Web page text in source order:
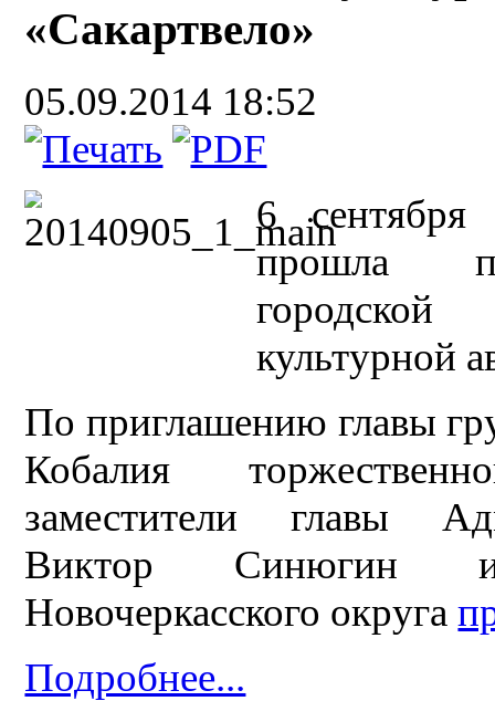
«Сакартвело»
05.09.2014 18:52
6 сентября
прошла
культурной
По приглашению главы
Кобалия
заместители главы
Виктор Синюгин и
Новочеркасского округа
Подробнее...